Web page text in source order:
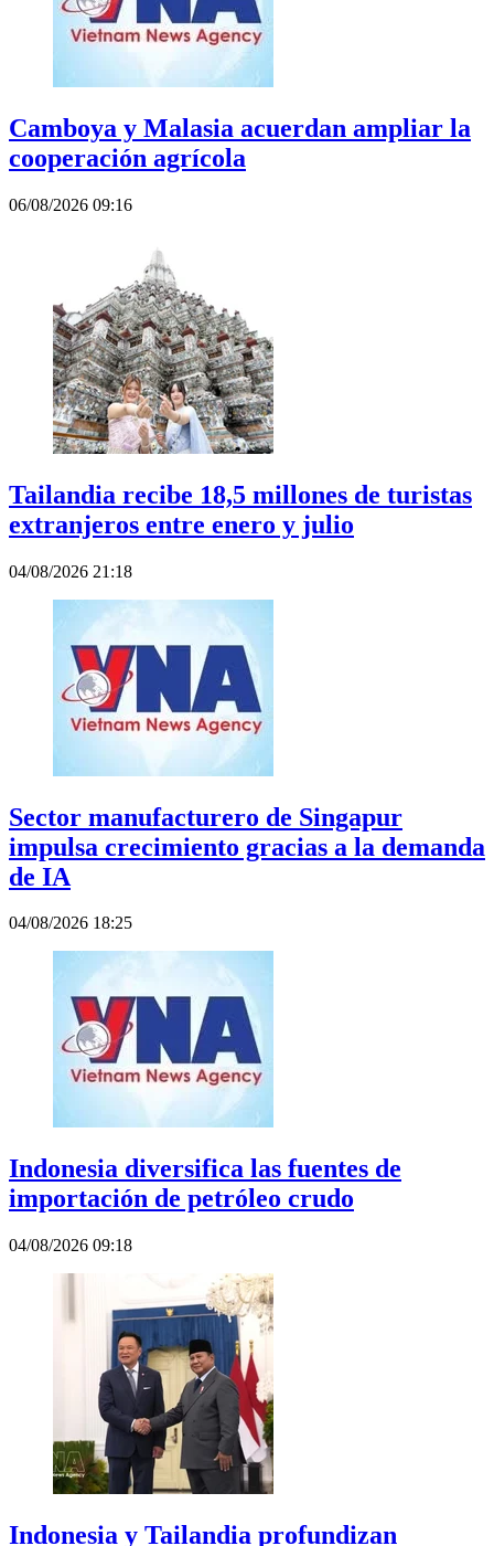
Camboya y Malasia acuerdan ampliar la
cooperación agrícola
06/08/2026 09:16
Tailandia recibe 18,5 millones de turistas
extranjeros entre enero y julio
04/08/2026 21:18
Sector manufacturero de Singapur
impulsa crecimiento gracias a la demanda
de IA
04/08/2026 18:25
Indonesia diversifica las fuentes de
importación de petróleo crudo
04/08/2026 09:18
Indonesia y Tailandia profundizan